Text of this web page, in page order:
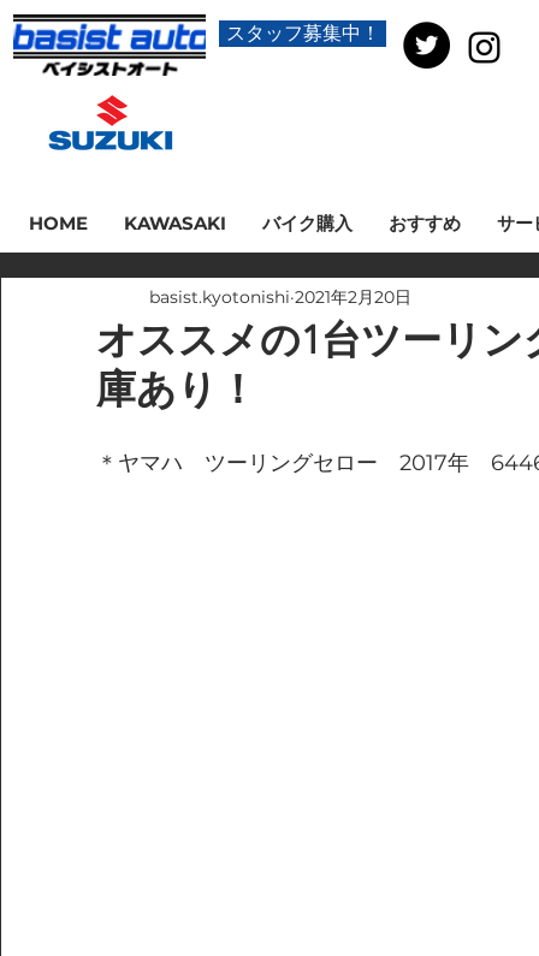
スタッフ募集中！
HOME KAWASAKI バイク購入 おすすめ サー
オススメの1台ツーリン
庫あり！
basist.kyotonishi 2021年2月20日
＊ヤマハ　ツーリングセロー　2017年　